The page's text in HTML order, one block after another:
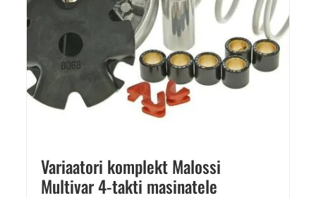
Variaatori komplekt Malossi
Multivar 4-takti masinatele